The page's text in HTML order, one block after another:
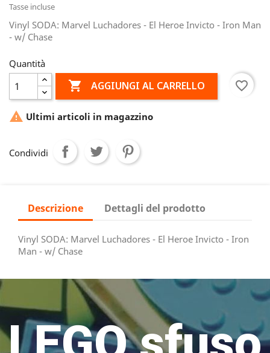
Tasse incluse
Vinyl SODA: Marvel Luchadores - El Heroe Invicto - Iron Man
- w/ Chase
Quantità
 AGGIUNGI AL CARRELLO favorite_border
 Ultimi articoli in magazzino
Condividi
Descrizione Dettagli del prodotto
Vinyl SODA: Marvel Luchadores - El Heroe Invicto - Iron
Man - w/ Chase